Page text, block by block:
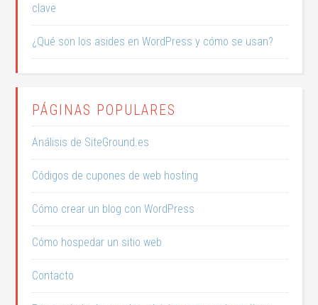
clave
¿Qué son los asides en WordPress y cómo se usan?
PÁGINAS POPULARES
Análisis de SiteGround.es
Códigos de cupones de web hosting
Cómo crear un blog con WordPress
Cómo hospedar un sitio web
Contacto